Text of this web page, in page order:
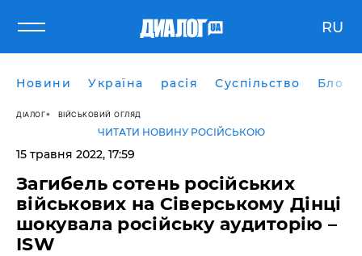
RU
Новини Україна расія Суспільство Блоги
ДІАЛОГ ВІЙСЬКОВИЙ ОГЛЯД
ЧИТАТИ НОВИНУ РОСІЙСЬКОЮ
15 травня 2022, 17:59
Загибель сотень російських
військових на Сіверському Дінці
шокувала російську аудиторію –
ISW